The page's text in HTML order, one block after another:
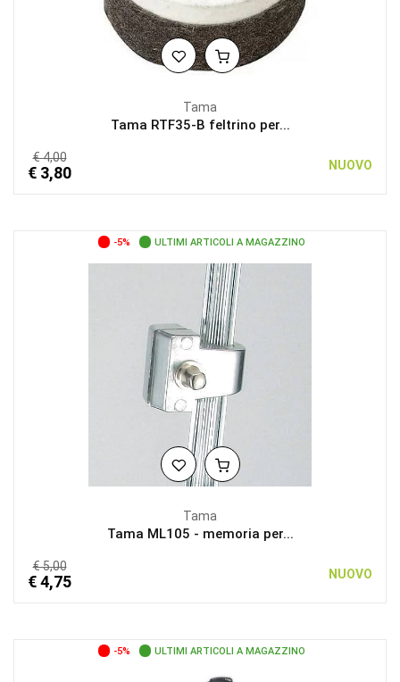
Tama
Tama RTF35-B feltrino per...
€ 4,00
€ 3,80 NUOVO
-5% ULTIMI ARTICOLI A MAGAZZINO
Tama
Tama ML105 - memoria per...
€ 5,00
€ 4,75 NUOVO
-5% ULTIMI ARTICOLI A MAGAZZINO